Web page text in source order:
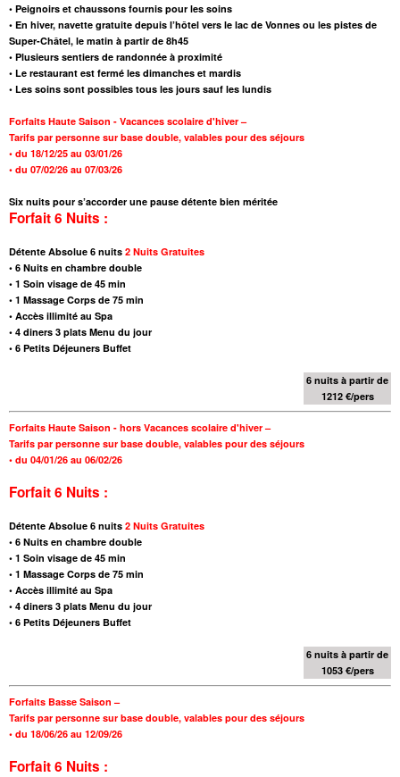
• Peignoirs et chaussons fournis pour les soins
• En hiver, navette gratuite depuis l’hôtel vers le lac de Vonnes ou les pistes de
Super-Châtel, le matin à partir de 8h45
• Plusieurs sentiers de randonnée à proximité
• Le restaurant est fermé les dimanches et mardis
• Les soins sont possibles tous les jours sauf les lundis
Forfaits Haute Saison - Vacances scolaire d'hiver –
Tarifs par personne sur base double, valables pour des séjours
• du 18/12/25 au 03/01/26
• du 07/02/26 au 07/03/26
Six nuits pour s’accorder une pause détente bien méritée
Forfait 6 Nuits :
Détente Absolue 6 nuits 2 Nuits Gratuites
• 6 Nuits en chambre double
• 1 Soin visage de 45 min
• 1 Massage Corps de 75 min
• Accès illimité au Spa
• 4 diners 3 plats Menu du jour
• 6 Petits Déjeuners Buffet
6 nuits à partir de
1212 €/pers
Forfaits Haute Saison - hors Vacances scolaire d'hiver –
Tarifs par personne sur base double, valables pour des séjours
• du 04/01/26 au 06/02/26
Forfait 6 Nuits :
Détente Absolue 6 nuits 2 Nuits Gratuites
• 6 Nuits en chambre double
• 1 Soin visage de 45 min
• 1 Massage Corps de 75 min
• Accès illimité au Spa
• 4 diners 3 plats Menu du jour
• 6 Petits Déjeuners Buffet
6 nuits à partir de
1053 €/pers
Forfaits Basse Saison –
Tarifs par personne sur base double, valables pour des séjours
• du 18/06/26 au 12/09/26
Forfait 6 Nuits :